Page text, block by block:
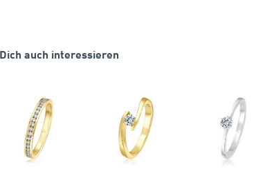
auch interessieren